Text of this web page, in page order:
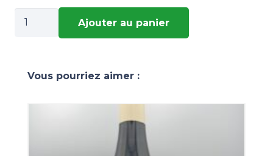
quantité
Ajouter au panier
Vous pourriez aimer :